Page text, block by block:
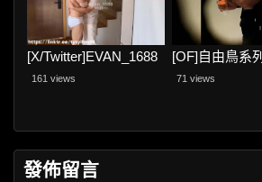
[X/Twitter]EVAN_1688
161 views
[OF]自由鳥系列
71 views
發佈留言